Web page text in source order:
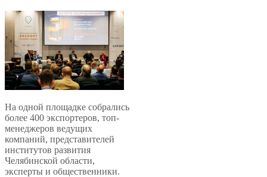
На одной площадке собрались
более 400 экспортеров, топ-
менеджеров ведущих
компаний, представителей
институтов развития
Челябинской области,
эксперты и общественники.